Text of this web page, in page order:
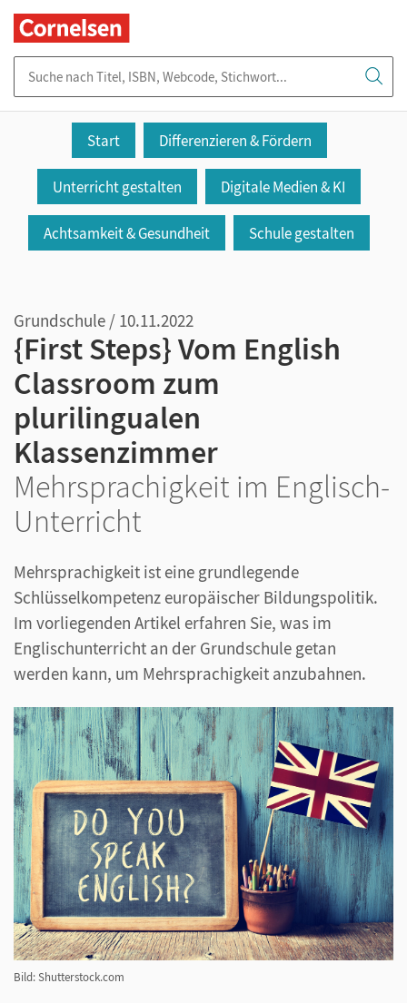
Start Differenzieren & Fördern
Unterricht gestalten Digitale Medien & KI
Achtsamkeit & Gesundheit Schule gestalten
Grundschule / 10.11.2022
{First Steps} Vom English
Classroom zum
plurilingualen
Klassenzimmer
Mehrsprachigkeit im Englisch-
Unterricht
Mehrsprachigkeit ist eine grundlegende
Schlüsselkompetenz europäischer Bildungspolitik.
Im vorliegenden Artikel erfahren Sie, was im
Englischunterricht an der Grundschule getan
werden kann, um Mehrsprachigkeit anzubahnen.
Bild: Shutterstock.com